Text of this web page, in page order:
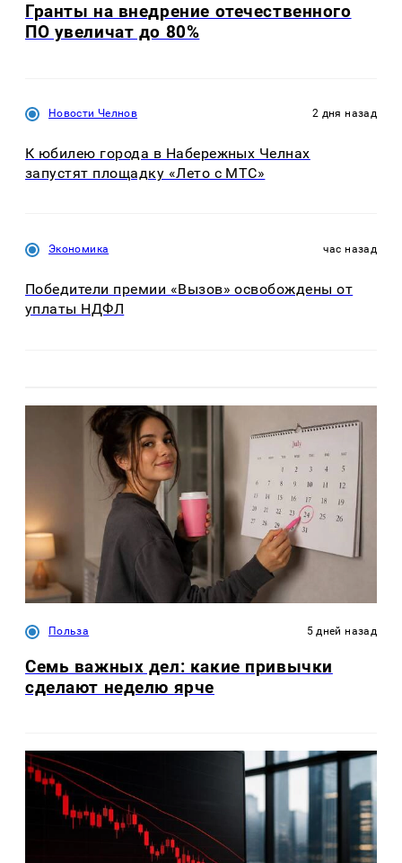
Гранты на внедрение отечественного
ПО увеличат до 80%
Новости Челнов 2 дня назад
К юбилею города в Набережных Челнах
запустят площадку «Лето с МТС»
Экономика час назад
Победители премии «Вызов» освобождены от
уплаты НДФЛ
Польза 5 дней назад
Семь важных дел: какие привычки
сделают неделю ярче